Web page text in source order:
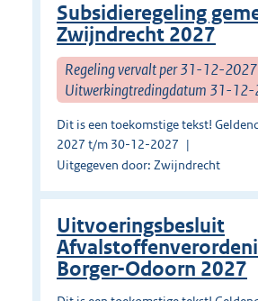
Subsidieregeling
Zwijndrecht 2027
Regeling vervalt per 31-12-2027
Uitwerkingtredingdatum 31-
Dit is een toekomstige tekst!
2027 t/m 30-12-2027
Uitgegeven door: Zwijndrecht
Uitvoeringsbesluit
Borger-Odoorn 2027